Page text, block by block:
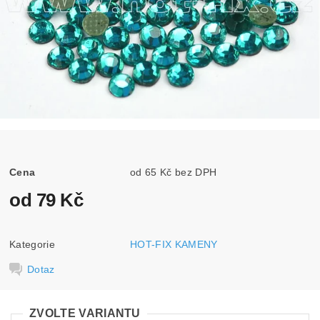
Cena od 65 Kč bez DPH
od 79 Kč
Kategorie HOT-FIX KAMENY
Dotaz
ZVOLTE VARIANTU